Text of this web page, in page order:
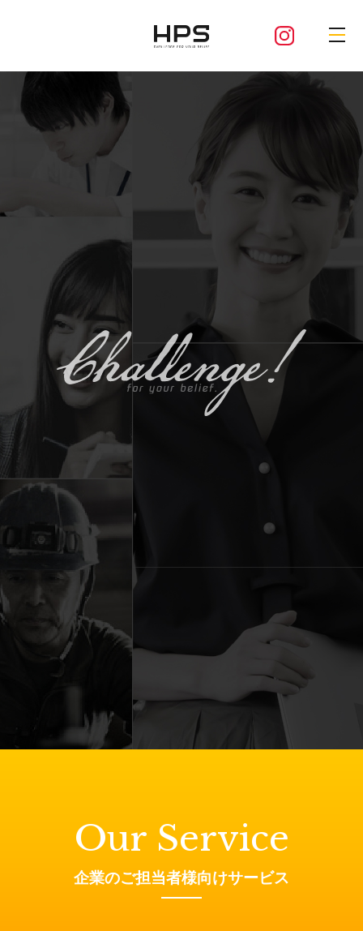
あなたの「想い」のために挑戦し続けます
Our Service
企業のご担当者様向けサービス